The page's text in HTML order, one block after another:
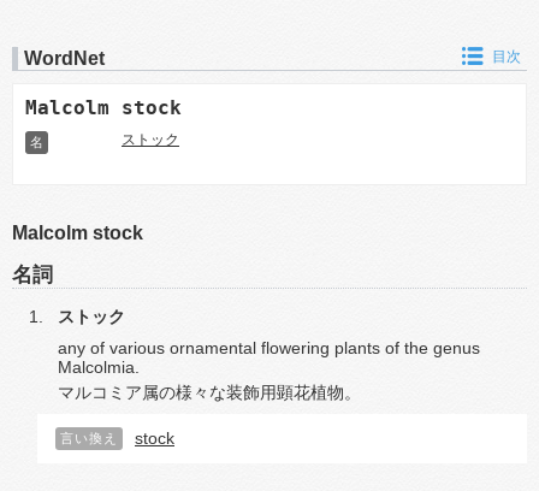
WordNet 目次
Malcolm stock
名 ストック
Malcolm stock
名詞
ストック
any of various ornamental flowering plants of the genus
Malcolmia.
マルコミア属の様々な装飾用顕花植物。
言い換え stock